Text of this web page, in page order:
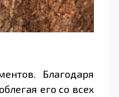
Благодаря
его со всех